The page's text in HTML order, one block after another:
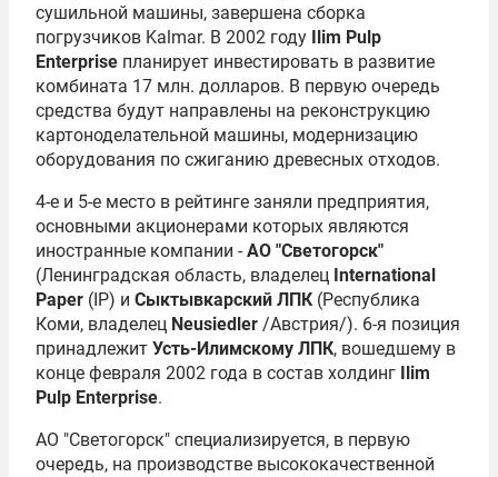
сушильной машины, завершена сборка
погрузчиков Kalmar. В 2002 году Ilim Pulp
Enterprise планирует инвестировать в развитие
комбината 17 млн. долларов. В первую очередь
средства будут направлены на реконструкцию
картоноделательной машины, модернизацию
оборудования по сжиганию древесных отходов.
4-е и 5-е место в рейтинге заняли предприятия,
основными акционерами которых являются
иностранные компании - АО "Светогорск"
(Ленинградская область, владелец International
Paper (IP) и Сыктывкарский ЛПК(Республика
Коми, владелец Neusiedler /Австрия/). 6-я позиция
принадлежит Усть-Илимскому ЛПК, вошедшему в
конце февраля 2002 года в состав холдинг Ilim
Pulp Enterprise.
АО "Светогорск" специализируется, в первую
очередь, на производстве высококачественной